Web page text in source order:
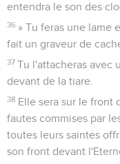
entendra le son des
36 » Tu feras une lame
fait un graveur de
37 Tu l'attacheras avec
devant de la tiare.
38 Elle sera sur le front
fautes commises par
toutes leurs saintes
son front devant